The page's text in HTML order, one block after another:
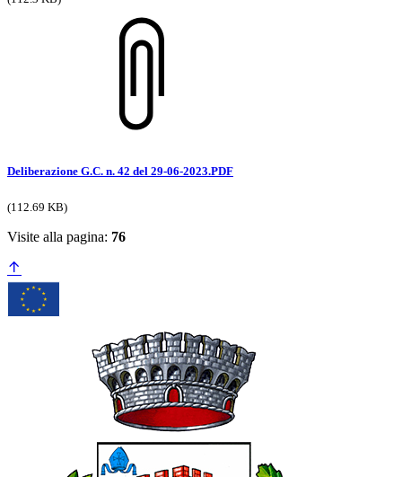
Deliberazione G.C. n. 42 del 29-06-2023.PDF
(112.69 KB)
Visite alla pagina: 76